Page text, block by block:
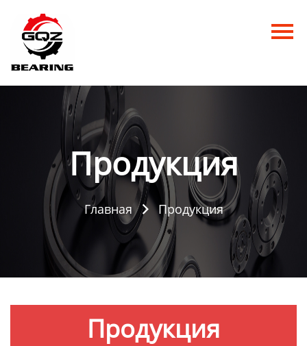
Главная
Продукция
Новости
Контакты Продукция
Главная  Продукция
Продукция